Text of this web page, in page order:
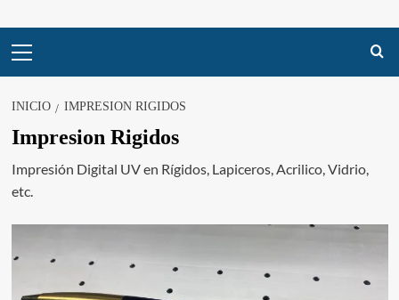
principal
INICIO IMPRESION RIGIDOS
Impresion Rigidos
Impresión Digital UV en Rígidos, Lapiceros, Acrilico, Vidrio,
etc.